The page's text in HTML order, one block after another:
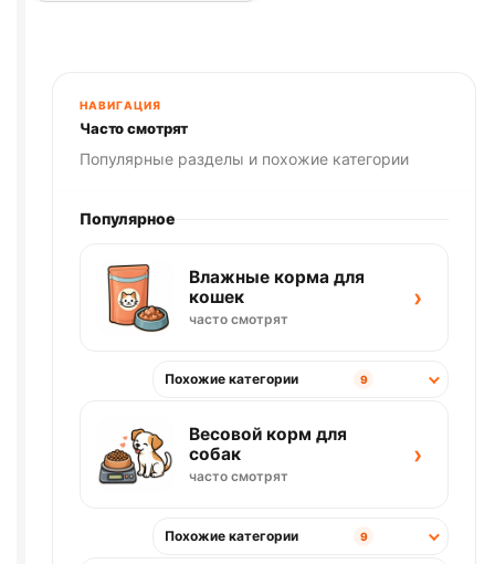
НАВИГАЦИЯ
Часто смотрят
Популярные разделы и похожие категории
Популярное
Влажные корма для
кошек
часто смотрят
›
Похожие категории 9
Весовой корм для
собак
часто смотрят
›
Похожие категории 9